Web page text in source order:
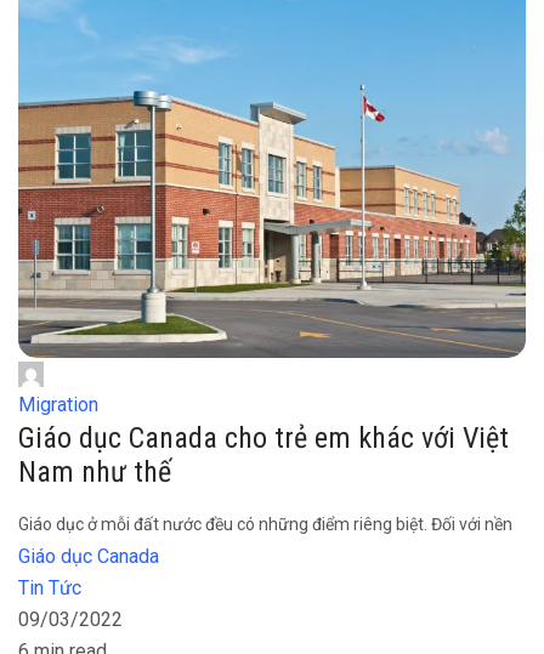
Migration
Giáo dục Canada cho trẻ em khác với Việt
Nam như thế
Giáo dục ở mỗi đất nước đều có những điểm riêng biệt. Đối với nền
Giáo dục Canada
Tin Tức
09/03/2022